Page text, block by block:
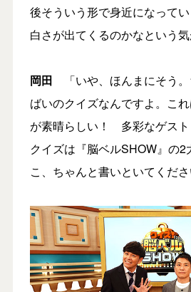
後そういう形で身近になって
白さが出てくるのかなという気
岡田 「いや、ほんまにそう
ばいのクイズなんですよ。こ
が素晴らしい！ 多彩なゲス
クイズは『脳ベルSHOW』の2
こ、ちゃんと書いといてくださ